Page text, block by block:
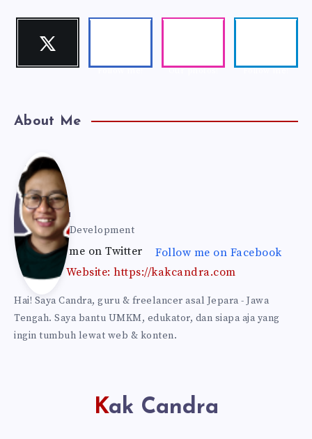
Twitter
Follow me!
Follow me! Our photos! Follow me!
About Me
Kak
Can
dra
Kak Candra
Web & Self Development
Follow me on Twitter
Follow me on Facebook
Website: https://kakcandra.com
Hai! Saya Candra, guru & freelancer asal Jepara - Jawa
Tengah. Saya bantu UMKM, edukator, dan siapa aja yang
ingin tumbuh lewat web & konten.
Kak Candra